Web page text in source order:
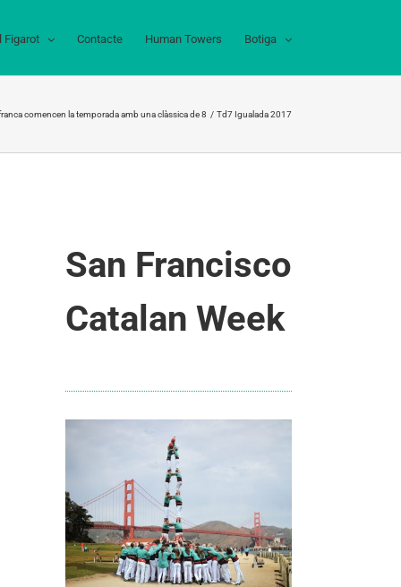
Figarot Contacte Human Towers Botiga
comencen la temporada amb una clàssica de 8 Td7 Igualada 2017
San Francisco
Catalan Week